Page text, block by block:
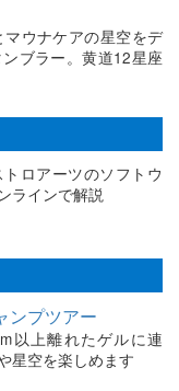
マウナケアの星空をデ
ブラー。黄道12星座
ロアーツのソフトウ
ラインで解説
ンプツアー
以上離れたゲルに連
星空を楽しめます